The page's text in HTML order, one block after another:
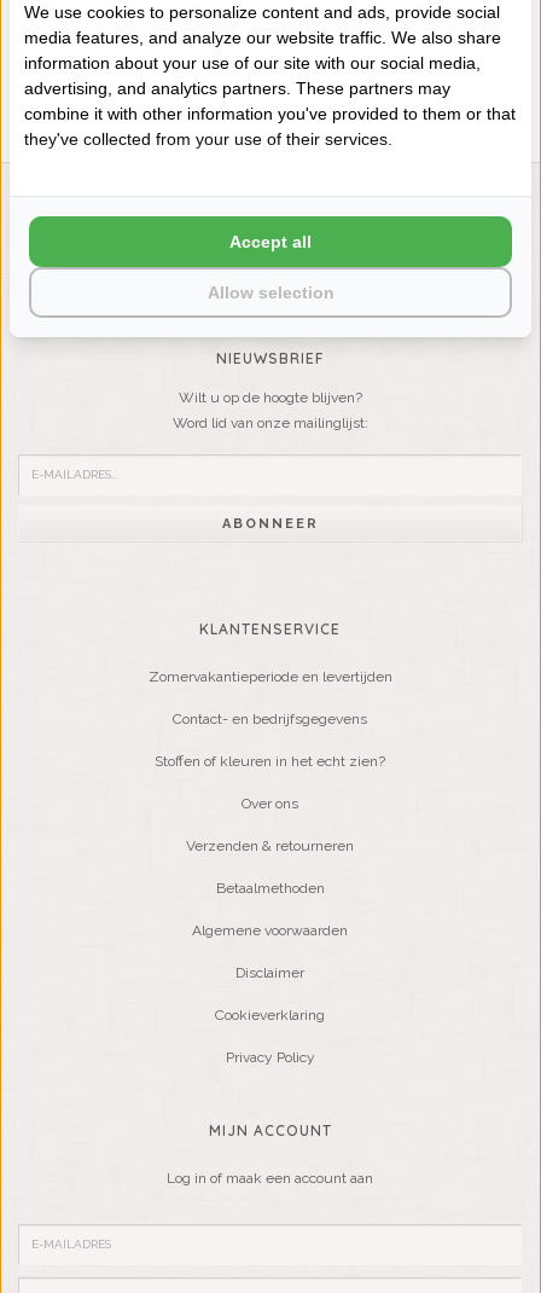
(570), 2000 GRAM PER M²,
€128,00
HAPPY PINK (570), 2200
GRAM PER M², VANAF
LIENSLINNENWINKEL.NL
VRAGEN? BEL DAN
+31 (0) 575 511817
NIEUWSBRIEF
Wilt u op de hoogte blijven?
Word lid van onze mailinglijst:
ABONNEER
KLANTENSERVICE
Zomervakantieperiode en levertijden
Contact- en bedrijfsgegevens
Stoffen of kleuren in het echt zien?
Over ons
Verzenden & retourneren
Betaalmethoden
Algemene voorwaarden
Disclaimer
Cookieverklaring
Privacy Policy
MIJN ACCOUNT
Log in of maak een account aan
We use cookies to personalize content and ads, provide social
media features, and analyze our website traffic. We also share
information about your use of our site with our social media,
advertising, and analytics partners. These partners may
combine it with other information you've provided to them or that
they've collected from your use of their services.
Allow selection
Accept all